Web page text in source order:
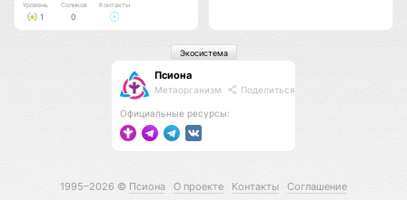
Уровень
1
Соликов
0
Контакты
Псиона
Метаорганизм Поделиться
Официальные ресурсы:
Экосистема
1995–2026 © Псиона О проекте Контакты Соглашение